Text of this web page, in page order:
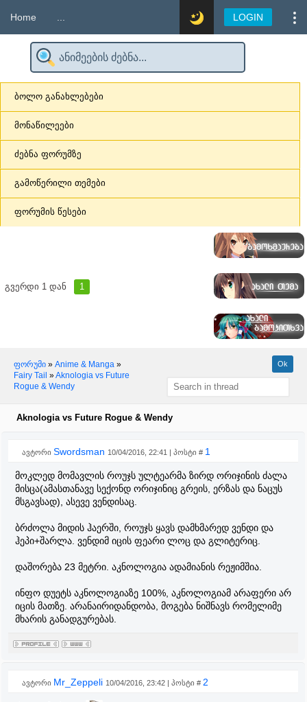
Home LOGIN
ბოლო განახლებები
მონაწილეები
ძებნა ფორუმზე
გამოწერილი თემები
ფორუმის წესები
გვერდი 1 დან 1
ფორუმი » Anime & Manga »
Fairy Tail »Aknologia vs Future
Rogue & Wendy
Aknologia vs Future Rogue & Wendy
ავტორი Swordsman 10/04/2016, 22:41 | პოსტი # 1
მოკლედ მომავლის როუჯს ულტეარმა ზირდ ორიჯინის ძალა
მისცა(ამასთანავე სექონდ ორიჯინიც გრეის, ერზას და ნაცუს
მსგავსად), ასევე ვენდისაც.
ბრძოლა მიდის ჰაერში, როუჯს ყავს დამხმარედ ვენდი და
ჰეპი+შარლა. ვენდიმ იცის ფეარი ლოც და გლიტერიც.
დაშორება 23 მეტრი. აკნოლოგია ადამიანის რეჟიმშია.
ინფო დუეტს აკნოლოგიაზე 100%, აკნოლოგიამ არაფერი არ
იცის მათზე. არანაირიდანდობა, მოგება ნიშნავს რომელიმე
მხარის განადგურებას.
ავტორი Mr_Zeppeli 10/04/2016, 23:42 | პოსტი # 2